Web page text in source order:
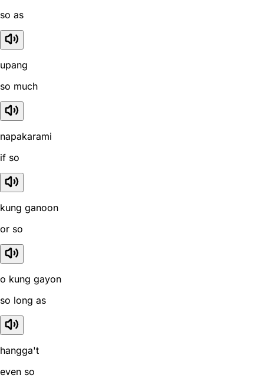
so as
upang
so much
napakarami
if so
kung ganoon
or so
o kung gayon
so long as
hangga't
even so